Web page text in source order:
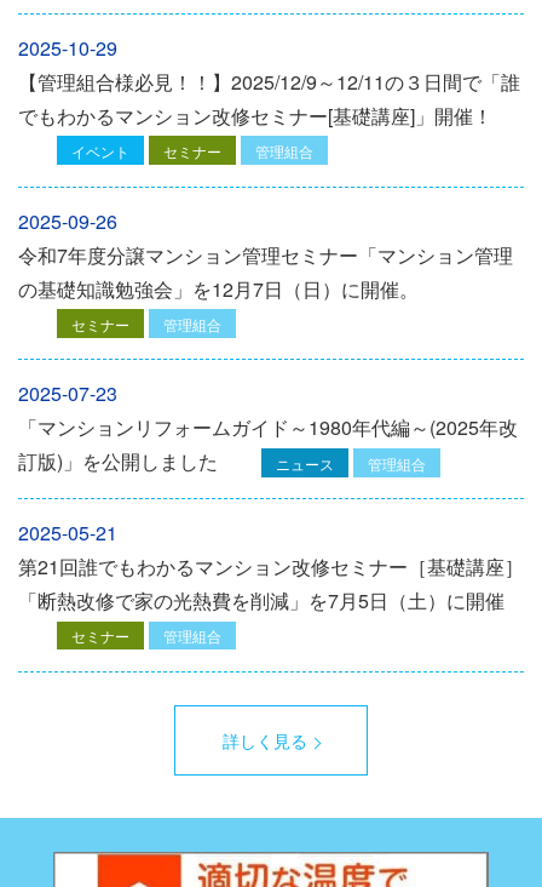
2025-10-29
【管理組合様必見！！】2025/12/9～12/11の３日間で「誰
でもわかるマンション改修セミナー[基礎講座]」開催！
イベント セミナー 管理組合
2025-09-26
令和7年度分譲マンション管理セミナー「マンション管理
の基礎知識勉強会」を12⽉7⽇（⽇）に開催。
セミナー 管理組合
2025-07-23
「マンションリフォームガイド～1980年代編～(2025年改
訂版)」を公開しました
ニュース 管理組合
2025-05-21
第21回誰でもわかるマンション改修セミナー［基礎講座］
「断熱改修で家の光熱費を削減」を7月5日（土）に開催
セミナー 管理組合
詳しく見る